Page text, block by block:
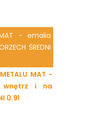
MAT - emalia
ŚREDNI
MAT -
wnętrz i na
0.9l